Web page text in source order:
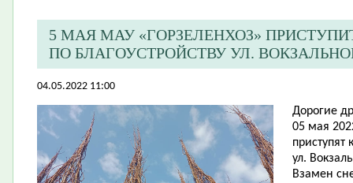
5 МАЯ МАУ «ГОРЗЕЛЕНХОЗ»
ПО БЛАГОУСТРОЙСТВУ УЛ.
04.05.2022 11:00
Дорогие
05 мая
приступят
ул.
Взамен